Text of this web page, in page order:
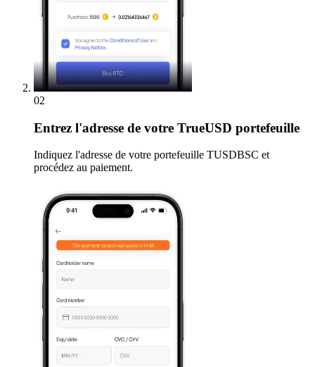
02
Entrez l'adresse de votre TrueUSD portefeuille
Indiquez l'adresse de votre portefeuille TUSDBSC et
procédez au paiement.